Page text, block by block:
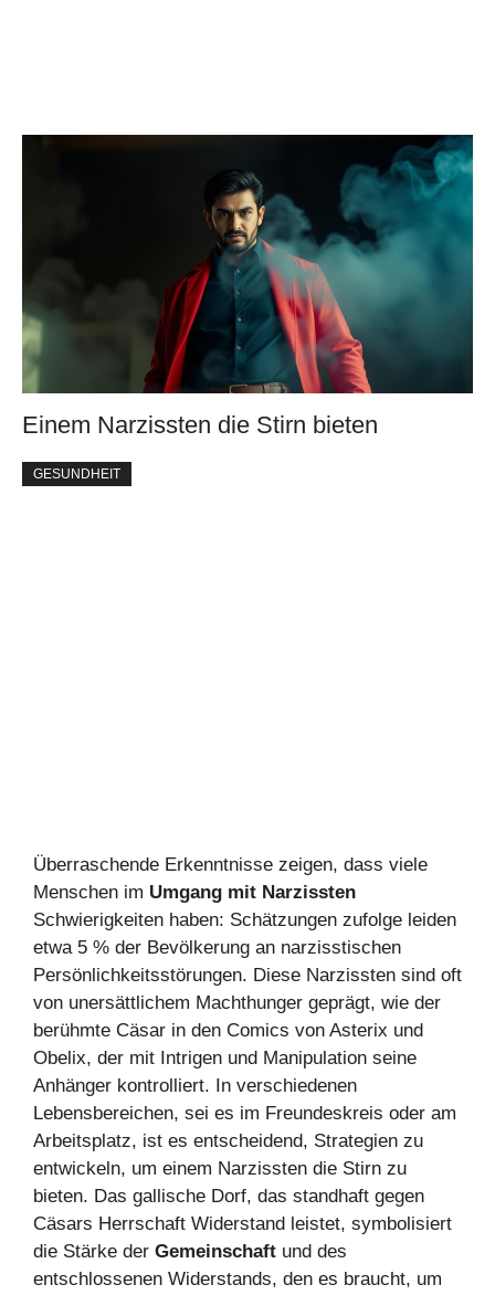
Einem Narzissten die Stirn bieten
GESUNDHEIT
Überraschende Erkenntnisse zeigen, dass viele
Menschen im Umgang mit Narzissten
Schwierigkeiten haben: Schätzungen zufolge leiden
etwa 5 % der Bevölkerung an narzisstischen
Persönlichkeitsstörungen. Diese Narzissten sind oft
von unersättlichem Machthunger geprägt, wie der
berühmte Cäsar in den Comics von Asterix und
Obelix, der mit Intrigen und Manipulation seine
Anhänger kontrolliert. In verschiedenen
Lebensbereichen, sei es im Freundeskreis oder am
Arbeitsplatz, ist es entscheidend, Strategien zu
entwickeln, um einem Narzissten die Stirn zu
bieten. Das gallische Dorf, das standhaft gegen
Cäsars Herrschaft Widerstand leistet, symbolisiert
die Stärke der Gemeinschaft und des
entschlossenen Widerstands, den es braucht, um